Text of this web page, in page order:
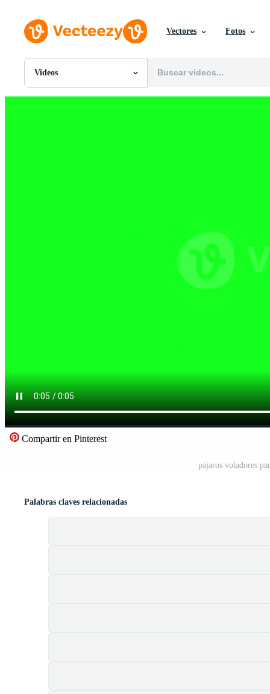
Vectores Fotos
Videos
Todas Imágenes
Compartir en Pinterest
pájaros voladores
Palabras claves relacionadas